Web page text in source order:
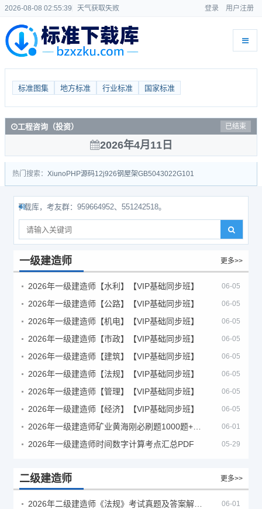
2026-08-08 02:55:40 天气获取失败 登录 用户注册
标准图集 地方标准 行业标准 国家标准
工程咨询（投资） 已结束
2026年4月11日
热门搜索： Xiuno PHP源码12j926钢屋架GB5043022G101
载库，考友群：959664952、551242518。
一级建造师 更多>>
2026年一级建造师【水利】【VIP基础同步班】 06-05
2026年一级建造师【公路】【VIP基础同步班】 06-05
2026年一级建造师【机电】【VIP基础同步班】 06-05
2026年一级建造师【市政】【VIP基础同步班】 06-05
2026年一级建造师【建筑】【VIP基础同步班】 06-05
2026年一级建造师【法规】【VIP基础同步班】 06-05
2026年一级建造师【管理】【VIP基础同步班】 06-05
2026年一级建造师【经济】【VIP基础同步班】 06-05
06-01
2026年一级建造师时间数字计算考点汇总PDF 05-29
二级建造师 更多>>
06-01